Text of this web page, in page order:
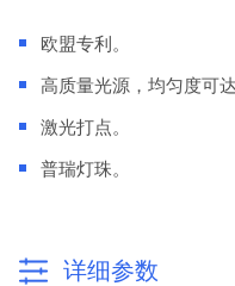
欧盟专利。
高质量光源，均匀度可达
激光打点。
普瑞灯珠。
详细参数